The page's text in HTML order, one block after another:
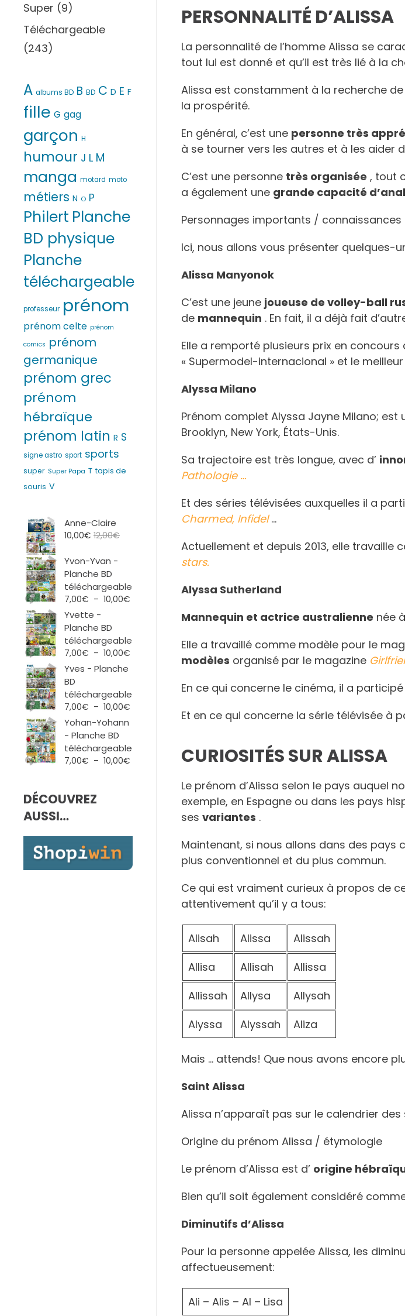
PERSONNALITÉ D’ALISSA
La personnalité de l’homme Alissa se
tout lui est donné et qu’il est très lié à la
Alissa est constamment à la recherche
la prospérité.
En général, c’est une personne très
à se tourner vers les autres et à les aider
C’est une personne très organisée , tout
a également une grande capacité
Personnages importants /
Ici, nous allons vous présenter quelques-
Alissa Manyonok
C’est une jeune joueuse de volley-ball
de mannequin . En fait, il a déjà fait
Elle a remporté plusieurs prix en
« Supermodel-internacional » et le
Alyssa Milano
Prénom complet Alyssa Jayne Milano; est
Brooklyn, New York, États-Unis.
Sa trajectoire est très longue, avec d’
Pathologie …
Et des séries télévisées auxquelles il a
Charmed, Infidel…
Actuellement et depuis 2013, elle travaille
stars.
Alyssa Sutherland
Mannequin et actrice australienne née
Elle a travaillé comme modèle pour le
modèles organisé par le magazine
En ce qui concerne le cinéma, il a
Et en ce qui concerne la série télévisée à
CURIOSITÉS SUR ALISSA
Le prénom d’Alissa selon le pays auquel
exemple, en Espagne ou dans les pays
sesvariantes .
Maintenant, si nous allons dans des pays
plus conventionnel et du plus commun.
Ce qui est vraiment curieux à propos de
attentivement qu’il y a tous:
Alisah Alissa
Alissah
Allisa
Allisah
Allissa
Allissah
Allysa
Allysah
Alyssa
Alyssah Aliza
Mais … attends! Que nous avons encore
Saint Alissa
Alissa n’apparaît pas sur le calendrier des
Origine du prénom Alissa / étymologie
Le prénom d’Alissa est d’ origine
Bien qu’il soit également considéré
Diminutifs d’Alissa
Pour la personne appelée Alissa, les
affectueusement:
Ali – Alis – Al – Lisa
Super (9)
Téléchargeable
(243)
A albums BD B BD C D E F
fille G gag
garçon H
humour J L M
manga motard moto
métiers N O P
Philert Planche
BD physique
Planche
téléchargeable
professeur prénom
prénom celte prénom
comics prénom
germanique
prénom grec
prénom
hébraïque
prénom latin R S
signe astro sport sports
super Super Papa T tapis de
souris V
Anne-Claire
10,00€ 12,00€
Yvon-Yvan -
Planche BD
téléchargeable
7,00€ – 10,00€
Yvette -
Planche BD
téléchargeable
7,00€ – 10,00€
Yves - Planche
BD
téléchargeable
7,00€ – 10,00€
Yohan-Yohann
- Planche BD
téléchargeable
7,00€ – 10,00€
DÉCOUVREZ
AUSSI…